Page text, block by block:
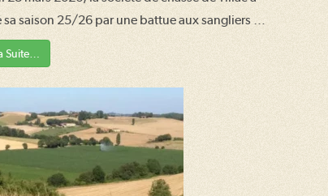
sa saison 25/26 par une battue aux sangliers …
Suite…